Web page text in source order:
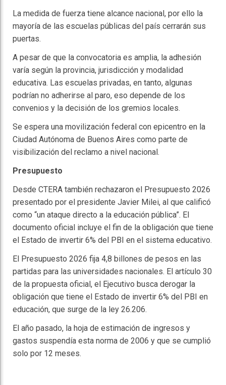
La medida de fuerza tiene alcance nacional, por ello la
mayoría de las escuelas públicas del país cerrarán sus
puertas.
A pesar de que la convocatoria es amplia, la adhesión
varía según la provincia, jurisdicción y modalidad
educativa. Las escuelas privadas, en tanto, algunas
podrían no adherirse al paro, eso depende de los
convenios y la decisión de los gremios locales.
Se espera una movilización federal con epicentro en la
Ciudad Autónoma de Buenos Aires como parte de
visibilización del reclamo a nivel nacional.
Presupuesto
Desde CTERA también rechazaron el Presupuesto 2026
presentado por el presidente Javier Milei, al que calificó
como “un ataque directo a la educación pública”. El
documento oficial incluye el fin de la obligación que tiene
el Estado de invertir 6% del PBI en el sistema educativo.
El Presupuesto 2026 fija 4,8 billones de pesos en las
partidas para las universidades nacionales. El artículo 30
de la propuesta oficial, el Ejecutivo busca derogar la
obligación que tiene el Estado de invertir 6% del PBI en
educación, que surge de la ley 26.206.
El año pasado, la hoja de estimación de ingresos y
gastos suspendía esta norma de 2006 y que se cumplió
solo por 12 meses.